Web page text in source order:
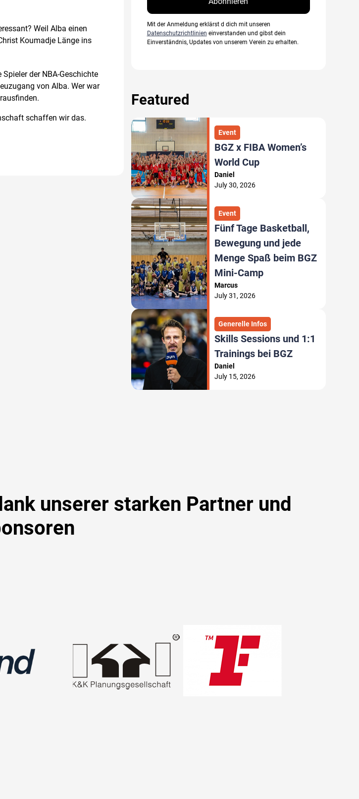
Weil Alba einen
Koumadje Länge ins
der NBA-Geschichte
von Alba. Wer war
schaffen wir das.
Mit der Anmeldung erklärst d dich mit unseren
Datenschutzrichtlinien einverstanden und gibst dein
Einverständnis, Updates von unserem Verein zu erhalten.
Featured
Event
BGZ x FIBA Women’s
World Cup
Daniel
July 30, 2026
Event
Fünf Tage Basketball,
Bewegung und jede
Menge Spaß beim BGZ
Mini-Camp
Marcus
July 31, 2026
Generelle Infos
Skills Sessions und 1:1
Trainings bei BGZ
Daniel
July 15, 2026
unserer starken Partner und